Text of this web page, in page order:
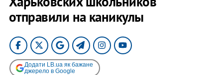
отправили на каникулы
Додати LB.ua як бажане
джерело в Google